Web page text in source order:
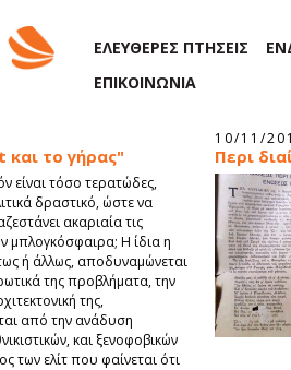
ΕΛΕΥΘΕΡΕΣ ΠΤΗΣΕΙΣ
ΕΠΙΚΟΙΝΩΝΙΑ
το γήρας"
είναι τόσο τερατώδες,
δραστικό, ώστε να
ακαριαία τις
μπλογκόσφαιρα; H ίδια η
ή άλλως, αποδυναμώνεται
της προβλήματα, την
της,
από την ανάδυση
και ξενοφοβικών
των ελίτ που φαίνεται ότι
10/11/
Περι